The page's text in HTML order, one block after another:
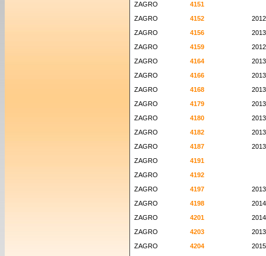
ZAGRO
4151
ZAGRO
4152
2012
ZAGRO
4156
2013
ZAGRO
4159
2012
ZAGRO
4164
2013
ZAGRO
4166
2013
ZAGRO
4168
2013
ZAGRO
4179
2013
ZAGRO
4180
2013
ZAGRO
4182
2013
ZAGRO
4187
2013
ZAGRO
4191
ZAGRO
4192
ZAGRO
4197
2013
ZAGRO
4198
2014
ZAGRO
4201
2014
ZAGRO
4203
2013
ZAGRO
4204
2015